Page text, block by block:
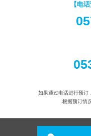
【电
如果通过电话进行预订
根据预订情